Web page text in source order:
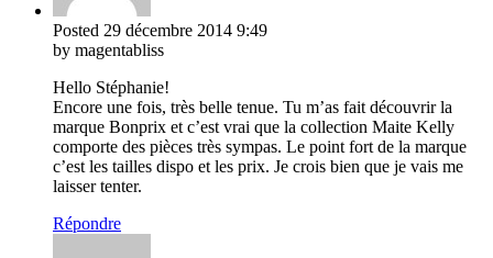
Posted 29 décembre 2014 9:49
by magentabliss
Hello Stéphanie!
Encore une fois, très belle tenue. Tu m’as fait découvrir la
marque Bonprix et c’est vrai que la collection Maite Kelly
comporte des pièces très sympas. Le point fort de la marque
c’est les tailles dispo et les prix. Je crois bien que je vais me
laisser tenter.
Répondre